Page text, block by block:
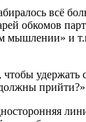
всё
обкомов
мышлении» и
удержать
прийти?»